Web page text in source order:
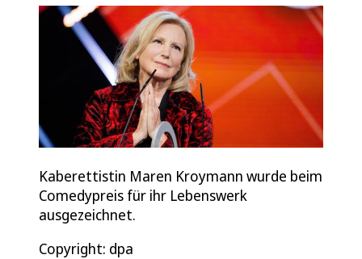
Kaberettistin Maren Kroymann wurde beim
Comedypreis für ihr Lebenswerk
ausgezeichnet.
Copyright: dpa